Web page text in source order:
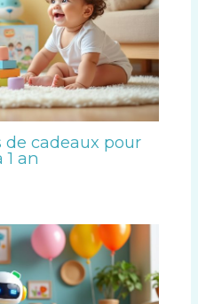
de cadeaux pour
an